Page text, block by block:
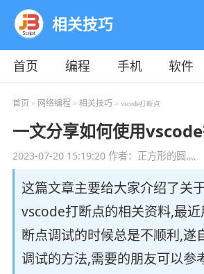
相关技巧
首页 编程 手机 软件
教程
平面 服务器
首页 > 网络编程 > 相关技巧 > vscode打断点
一文分享如何使用
2023-07-20 15:19:20作者：正方形的圆灬
这篇文章主要给大家介绍了关
vscode打断点的相关资料,最
断点调试的时候总是不顺利,遂
调试的方法,需要的朋友可以参